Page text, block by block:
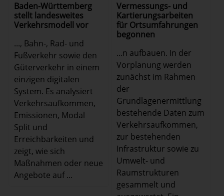
Baden-Württemberg
stellt landesweites
Verkehrsmodell vor
..., Bahn-, Rad- und
Fußverkehr sowie den
Güterverkehr in einem
einzigen digitalen
System. Es analysiert
Verkehrsaufkommen,
Emissionen, Modal
Split und
Erreichbarkeiten und
zeigt, wie sich
Maßnahmen oder neue
Angebote auf ...
Vermessungs- und
Kartierungsarbeiten
für Ortsumfahrungen
begonnen
...n aufbauen. In der
Vorplanung werden
zunächst im Rahmen
der
Grundlagenermittlung
bestehende Daten zum
Verkehrsaufkommen,
zur bestehenden
Infrastruktur sowie zu
Umwelt- und
Raumstrukturen
gesammelt und